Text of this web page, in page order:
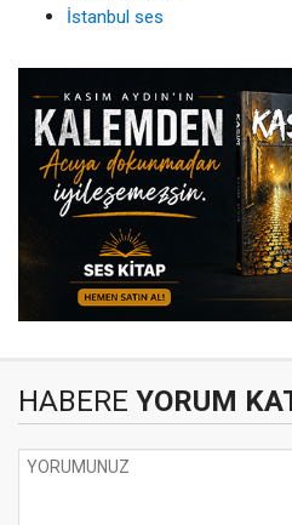
İstanbul ses
HABERE YORUM